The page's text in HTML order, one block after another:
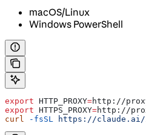
macOS/Linux
Windows PowerShell
export HTTP_PROXY=http ://
export HTTPS_PROXY=http ://
curl
-fsSL https://